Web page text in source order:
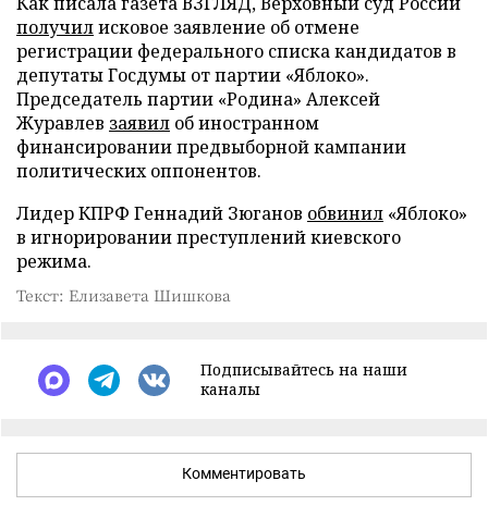
получилисковое заявление об отмене
регистрации федерального списка кандидатов в
депутаты Госдумы от партии «Яблоко».
Председатель партии «Родина» Алексей
Журавлев заявил об иностранном
финансировании предвыборной кампании
политических оппонентов.
Лидер КПРФ Геннадий Зюганов обвинил «Яблоко»
в игнорировании преступлений киевского
режима.
Текст: Елизавета Шишкова
Подписывайтесь на наши
каналы
Комментировать